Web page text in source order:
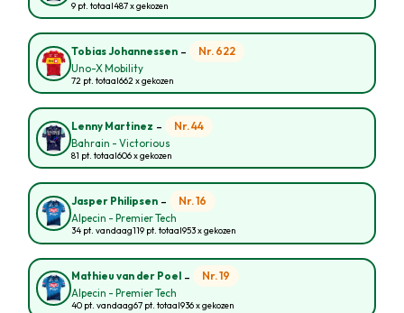
9 pt. totaal487 x gekozen
Tobias Johannessen - Nr. 622
Uno-X Mobility
72 pt. totaal662 x gekozen
Lenny Martinez - Nr. 44
Bahrain - Victorious
81 pt. totaal606 x gekozen
Jasper Philipsen - Nr. 16
Alpecin - Premier Tech
34 pt. vandaag119 pt. totaal953 x gekozen
Mathieu van der Poel - Nr. 19
Alpecin - Premier Tech
40 pt. vandaag67 pt. totaal936 x gekozen